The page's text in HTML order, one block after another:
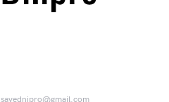
savednipro@gmail.com